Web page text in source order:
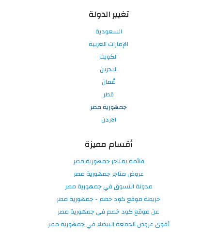
تغيير الدولة
السعودية
الإمارات العربية
الكويت
البحرين
عُمان
قطر
جمهورية مصر
الاردن
أقسام مميزة
قائمة بمتاجر جمهورية مصر
عروض متاجر جمهورية مصر
مدونة التسوق في جمهورية مصر
خريطة موقع كود خصم - جمهورية مصر
عن موقع كود خصم في جمهورية مصر
أقوى عروض الجمعة البيضاء في جمهورية مصر